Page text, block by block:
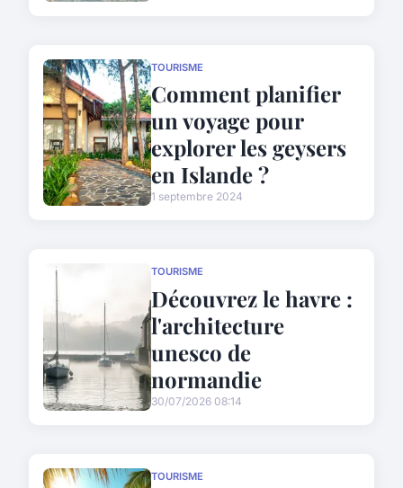
TOURISME
Comment planifier
un voyage pour
explorer les geysers
en Islande ?
1 septembre 2024
TOURISME
Découvrez le havre :
l'architecture
unesco de
normandie
30/07/2026 08:14
TOURISME